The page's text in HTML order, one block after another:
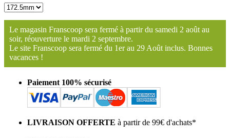
Le magasin Franscoop sera fermé à partir du samedi 2 août au
soir, réouverture le mardi 2 septembre.
Le site Franscoop sera fermé du 1er au 29 Août inclus. Bonnes
vacances !
Paiement 100% sécurisé
LIVRAISON OFFERTE à partir de 99€ d'achats*